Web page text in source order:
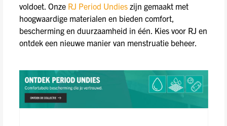
voldoet. Onze RJ Period Undieszijn gemaakt met
hoogwaardige materialen en bieden comfort,
bescherming en duurzaamheid in één. Kies voor RJ en
ontdek een nieuwe manier van menstruatie beheer.